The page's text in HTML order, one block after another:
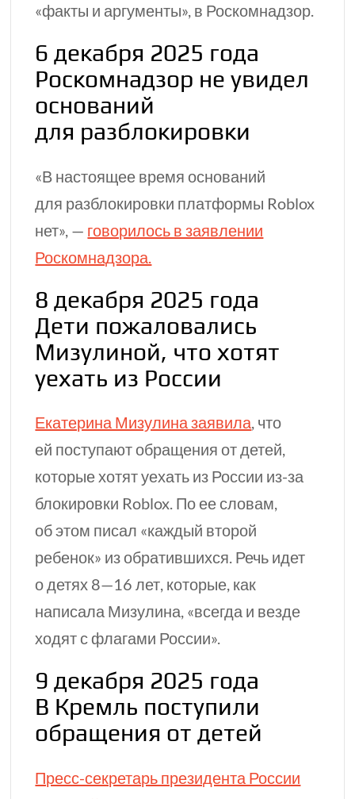
«факты и аргументы», в Роскомнадзор.
6 декабря 2025 года
Роскомнадзор не увидел
оснований
для разблокировки
«В настоящее время оснований
для разблокировки платформы Roblox
нет», — говорилось в заявлении
Роскомнадзора.
8 декабря 2025 года
Дети пожаловались
Мизулиной, что хотят
уехать из России
Екатерина Мизулина заявила, что
ей поступают обращения от детей,
которые хотят уехать из России из-за
блокировки Roblox. По ее словам,
об этом писал «каждый второй
ребенок» из обратившихся. Речь идет
о детях 8—16 лет, которые, как
написала Мизулина, «всегда и везде
ходят с флагами России».
9 декабря 2025 года
В Кремль поступили
обращения от детей
Пресс-секретарь президента России